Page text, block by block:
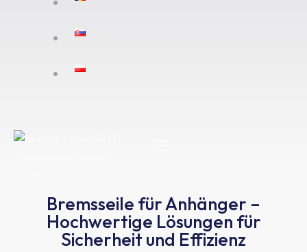
Bremsseile für Anhänger –
Hochwertige Lösungen für
Sicherheit und Effizienz